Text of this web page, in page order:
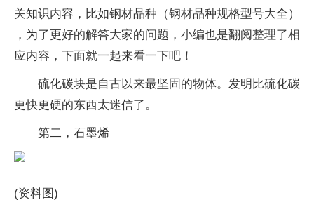
关知识内容，比如钢材品种（钢材品种规格型号大全）
，为了更好的解答大家的问题，小编也是翻阅整理了相
应内容，下面就一起来看一下吧！
硫化碳块是自古以来最坚固的物体。发明比硫化碳
更快更硬的东西太迷信了。
第二，石墨烯
(资料图)